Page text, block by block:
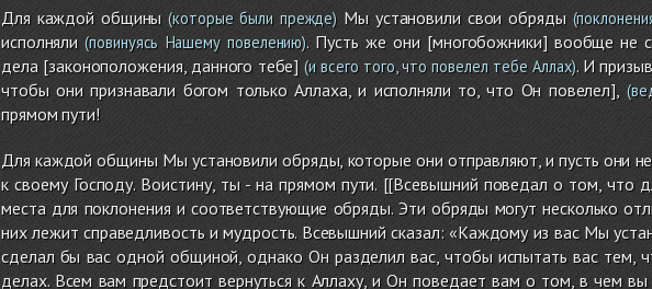
Для каждой общины (которые были прежде) Мы установили свои обряды
исполняли (повинуясь Нашему повелению). Пусть же они [многобожники] вообще не
дела [законоположения, данного тебе] (и всего того, что повелел тебе Аллах). И
чтобы они признавали богом только Аллаха, и исполняли то, что Он повелел],
прямом пути!
Для каждой общины Мы установили обряды, которые они отправляют, и пусть они
к своему Господу. Воистину, ты - на прямом пути. [[Всевышний поведал о том,
места для поклонения и соответствующие обряды. Эти обряды могут несколько
них лежит справедливость и мудрость. Всевышний сказал: «Каждому из вас Мы
сделал бы вас одной общиной, однако Он разделил вас, чтобы испытать вас тем,
делах. Всем вам предстоит вернуться к Аллаху, и Он поведает вам о том, в чем вы